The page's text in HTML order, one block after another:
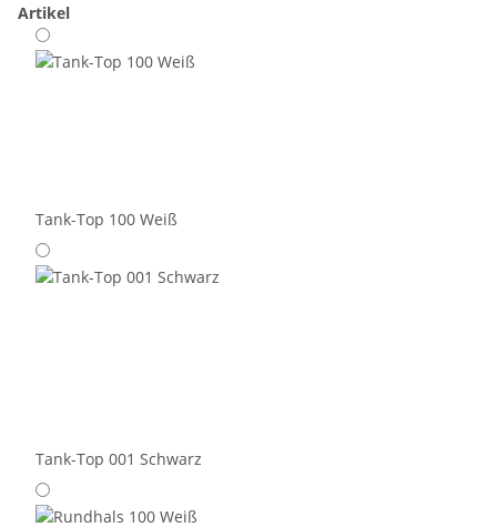
Artikel
Tank-Top 100 Weiß
Tank-Top 001 Schwarz